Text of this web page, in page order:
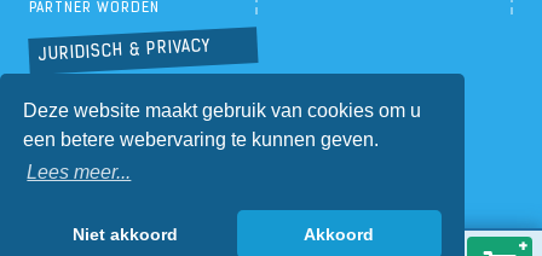
Deze website maakt gebruik van cookies om u
een betere webervaring te kunnen geven.
Lees meer...
Niet akkoord Akkoord
PARTNER WORDEN
JURIDISCH & PRIVACY
ALGEMENE VOORWAARDEN